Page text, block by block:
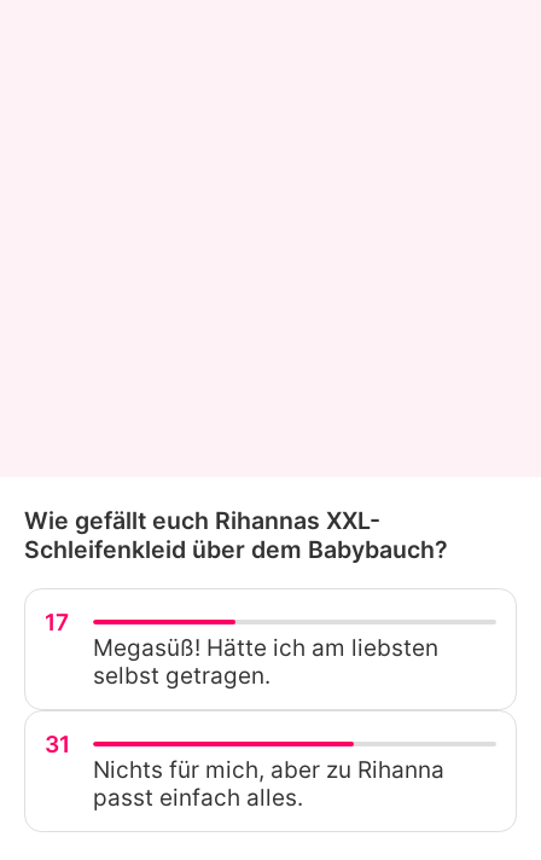
Wie gefällt euch Rihannas XXL-
Schleifenkleid über dem Babybauch?
17
Megasüß! Hätte ich am liebsten
selbst getragen.
31
Nichts für mich, aber zu Rihanna
passt einfach alles.